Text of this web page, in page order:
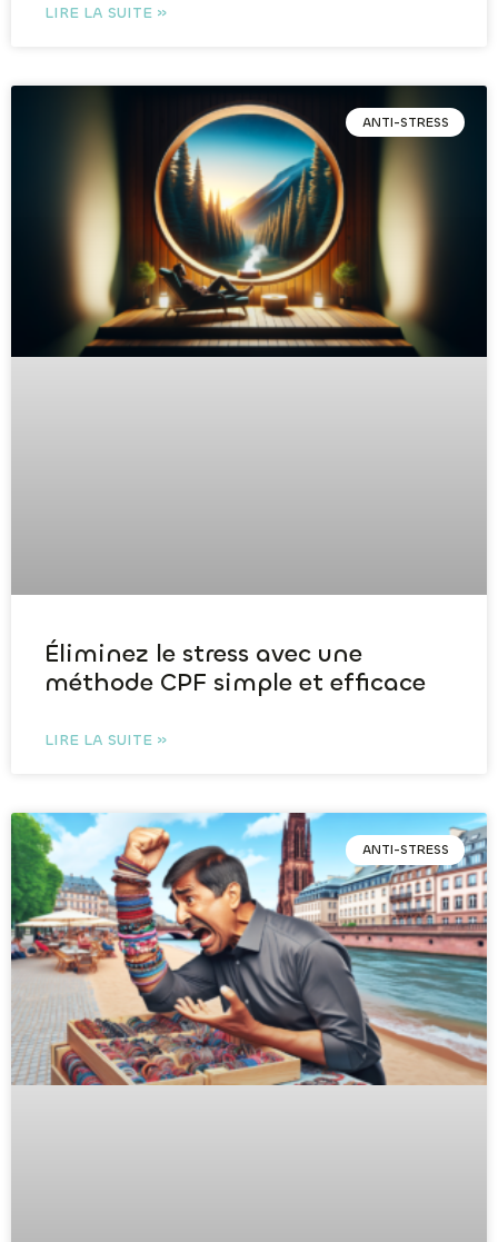
LIRE LA SUITE »
ANTI-STRESS
Éliminez le stress avec une
méthode CPF simple et efficace
LIRE LA SUITE »
ANTI-STRESS